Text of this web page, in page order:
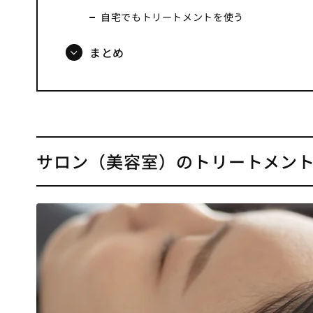
自宅でもトリートメントを使う
まとめ
サロン（美容室）のトリートメン